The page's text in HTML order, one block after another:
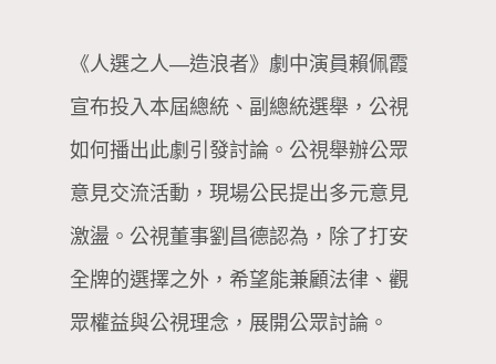
《人選之人—造浪者》劇中演員賴佩霞
宣布投入本屆總統、副總統選舉，公視
如何播出此劇引發討論。公視舉辦公眾
意見交流活動，現場公民提出多元意見
激盪。公視董事劉昌德認為，除了打安
全牌的選擇之外，希望能兼顧法律、觀
眾權益與公視理念，展開公眾討論。